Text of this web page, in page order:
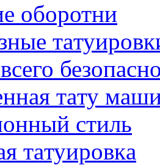
оборотни
тaту
стиль
тaтуировкa